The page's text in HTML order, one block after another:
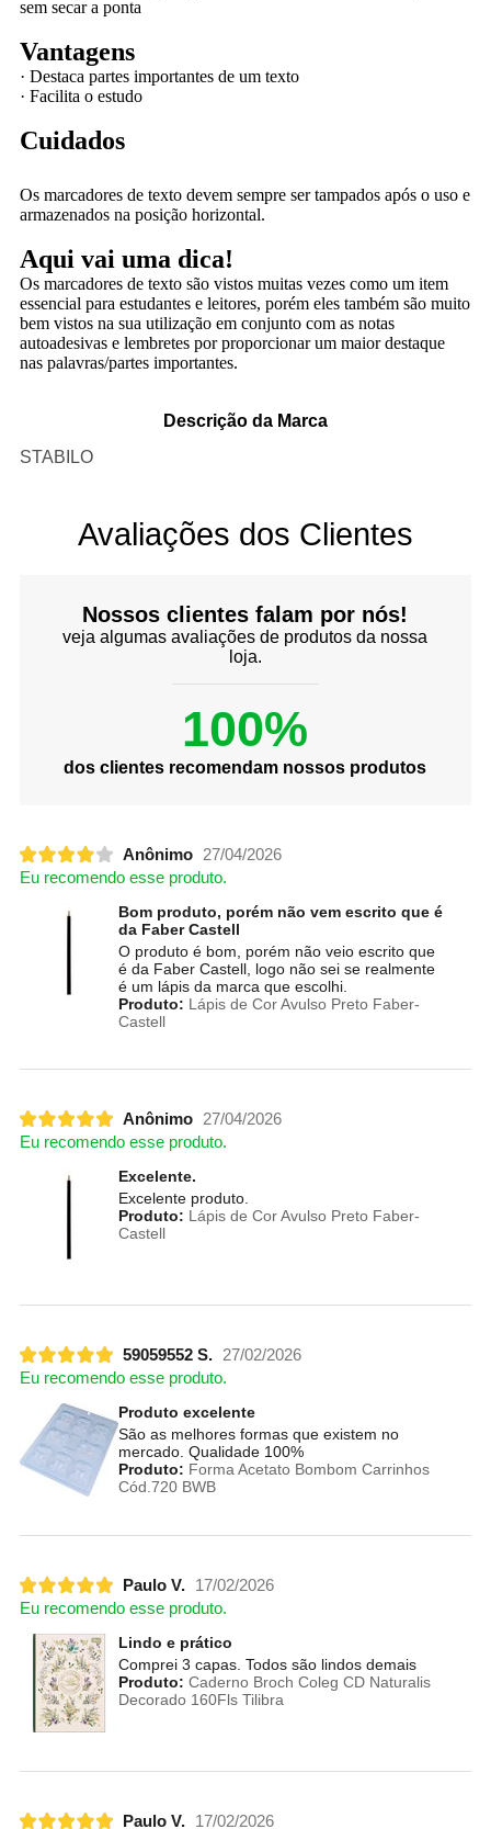
sem secar a ponta
Vantagens
· Destaca partes importantes de um texto
· Facilita o estudo
Cuidados
Os marcadores de texto devem sempre ser tampados após o uso e
armazenados na posição horizontal.
Aqui vai uma dica!
Os marcadores de texto são vistos muitas vezes como um item
essencial para estudantes e leitores, porém eles também são muito
bem vistos na sua utilização em conjunto com as notas
autoadesivas e lembretes por proporcionar um maior destaque
nas palavras/partes importantes.
Descrição da Marca
STABILO
Avaliações dos Clientes
Nossos clientes falam por nós!
veja algumas avaliações de produtos da nossa
loja.
100%
dos clientes recomendam nossos produtos
Anônimo
27/04/2026
Eu recomendo esse produto.
Bom produto, porém não vem escrito que é
da Faber Castell
O produto é bom, porém não veio escrito que
é da Faber Castell, logo não sei se realmente
é um lápis da marca que escolhi.
Produto: Lápis de Cor Avulso Preto Faber-
Castell
Anônimo
27/04/2026
Eu recomendo esse produto.
Excelente.
Excelente produto.
Produto: Lápis de Cor Avulso Preto Faber-
Castell
59059552 S.
27/02/2026
Eu recomendo esse produto.
Produto excelente
São as melhores formas que existem no
mercado. Qualidade 100%
Produto: Forma Acetato Bombom Carrinhos
Cód.720 BWB
Paulo V.
17/02/2026
Eu recomendo esse produto.
Lindo e prático
Comprei 3 capas. Todos são lindos demais
Produto: Caderno Broch Coleg CD Naturalis
Decorado 160Fls Tilibra
Paulo V. 17/02/2026